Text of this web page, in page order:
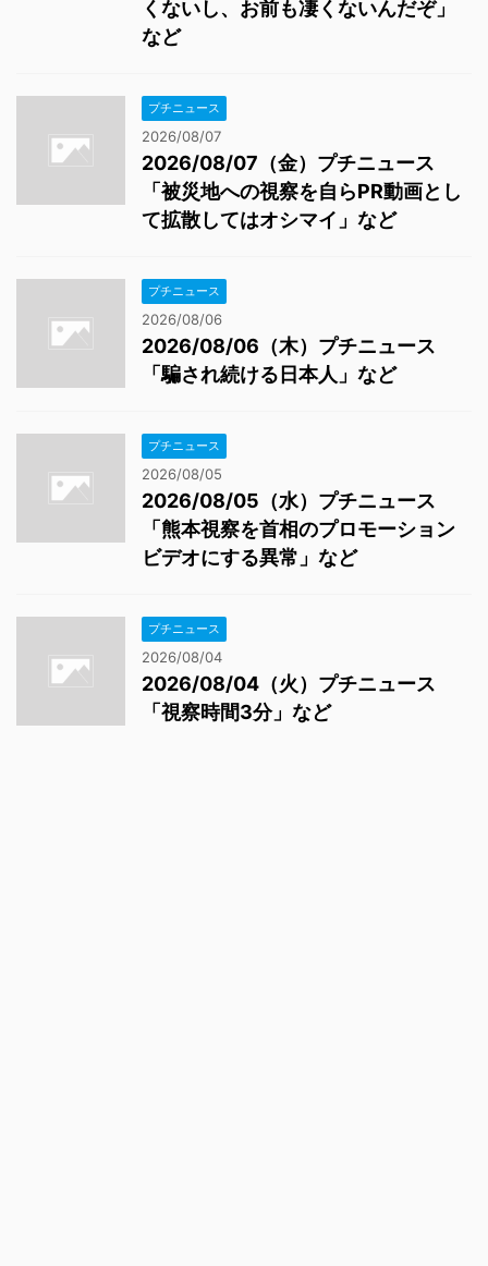
くないし、お前も凄くないんだぞ」
など
プチニュース
2026/08/07
2026/08/07（金）プチニュース
「被災地への視察を自らPR動画とし
て拡散してはオシマイ」など
プチニュース
2026/08/06
2026/08/06（木）プチニュース
「騙され続ける日本人」など
プチニュース
2026/08/05
2026/08/05（水）プチニュース
「熊本視察を首相のプロモーション
ビデオにする異常」など
プチニュース
2026/08/04
2026/08/04（火）プチニュース
「視察時間3分」など